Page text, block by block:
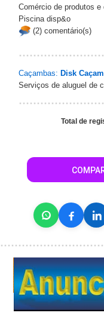
Comércio de produtos
Piscina disp&o
(2) comentário(s)
Caçambas: Disk
Serviços de aluguel de
Total de